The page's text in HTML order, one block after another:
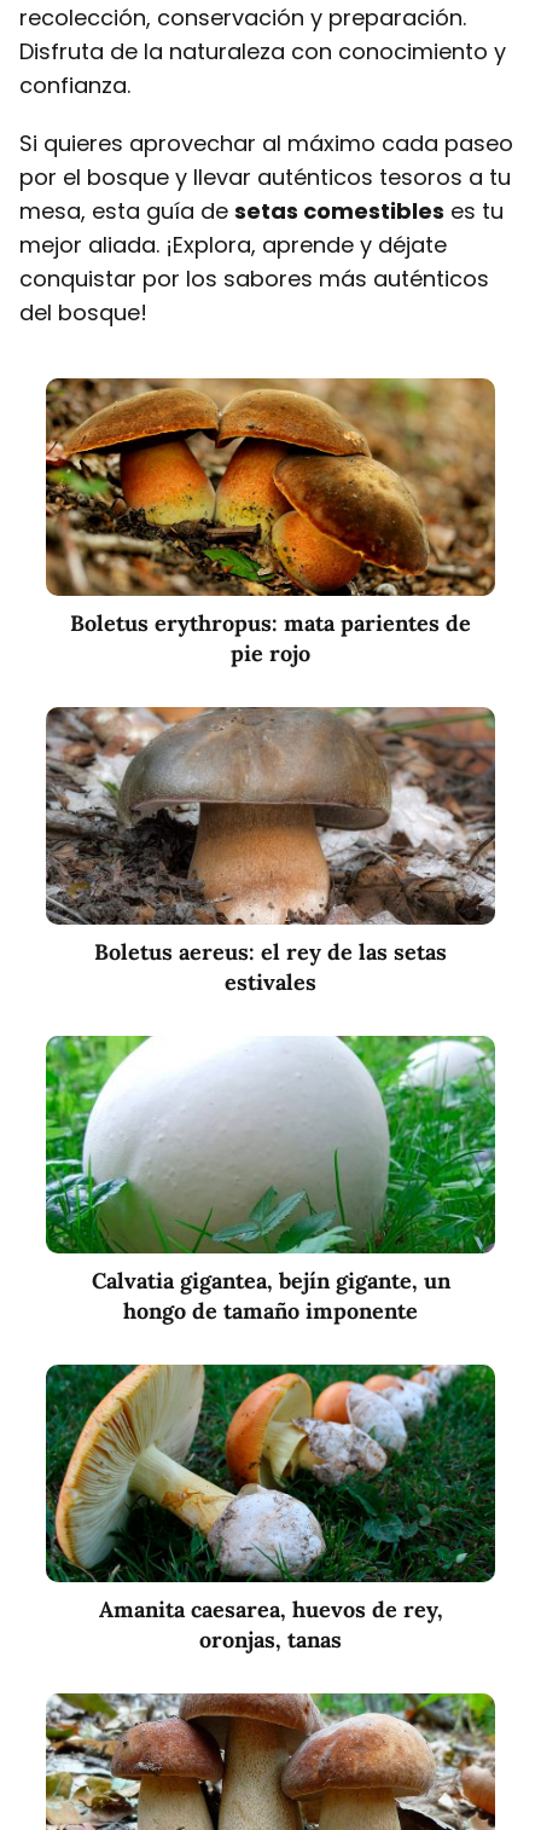
recolección, conservación y preparación.
Disfruta de la naturaleza con conocimiento y
confianza.
Si quieres aprovechar al máximo cada paseo
por el bosque y llevar auténticos tesoros a tu
mesa, esta guía de setas comestibles es tu
mejor aliada. ¡Explora, aprende y déjate
conquistar por los sabores más auténticos
del bosque!
Boletus erythropus: mata parientes de
pie rojo
Boletus aereus: el rey de las setas
estivales
Calvatia gigantea, bejín gigante, un
hongo de tamaño imponente
Amanita caesarea, huevos de rey,
oronjas, tanas